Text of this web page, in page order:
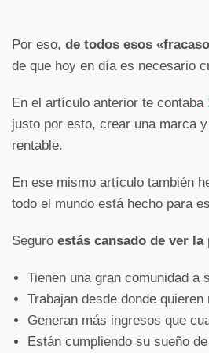
Por eso, de todos esos
de que hoy en día es necesario
En el artículo anterior te contaba
justo por esto, crear una marca
rentable.
En ese mismo artículo también
todo el mundo está hecho para
Seguro estás cansado de ver
Tienen una gran comunidad a
Trabajan desde donde quieren
Generan más ingresos que
Están cumpliendo su sueño